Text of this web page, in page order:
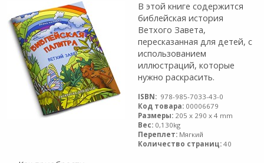
В этой книге содержится
библейская история
Ветхого Завета,
пересказанная для детей, с
использованием
иллюстраций, которые
нужно раскрасить.
ISBN: 978-985-7033-43-0
Код товара: 00006679
Размеры: 205 x 290 x 4 mm
Вес: 0,130kg
Переплет: Мягкий
Количество страниц: 40